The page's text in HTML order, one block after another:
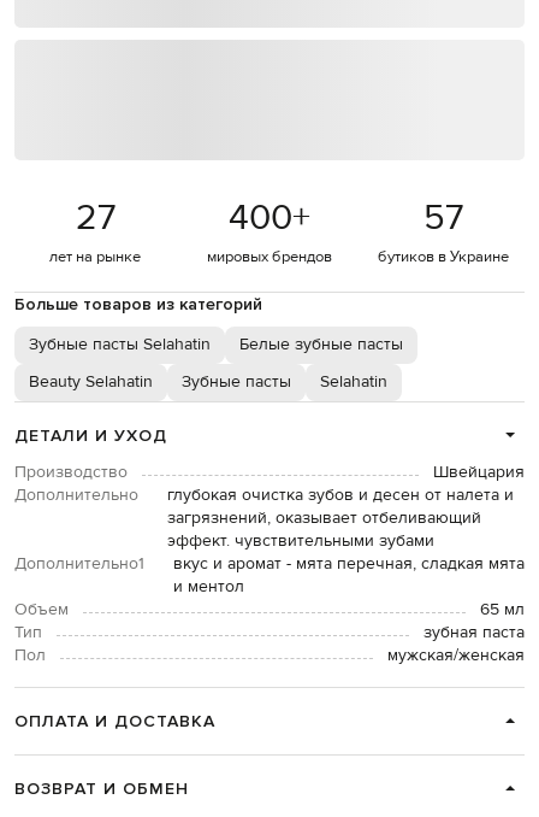
27
лет на рынке
400+
мировых брендов
57
бутиков в Украине
Больше товаров из категорий
Зубные пасты Selahatin
Белые зубные пасты
Beauty Selahatin
Зубные пасты Selahatin
ДЕТАЛИ И УХОД
Производство
Швейцария
Дополнительно
глубокая очистка зубов и десен от налета и
загрязнений, оказывает отбеливающий
эффект. чувствительными зубами
Дополнительно1
вкус и аромат - мята перечная, сладкая мята
и ментол
Объем
65 мл
Тип
зубная паста
Пол
мужская/женская
ОПЛАТА И ДОСТАВКА
ВОЗВРАТ И ОБМЕН